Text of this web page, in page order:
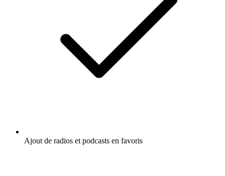
Ajout de radios et podcasts en favoris